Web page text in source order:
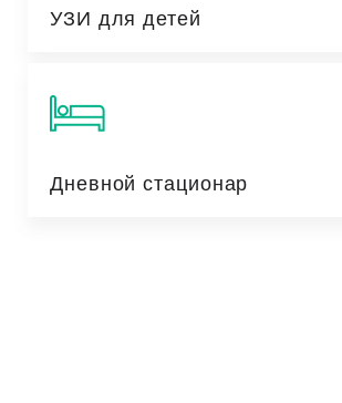
УЗИ для детей
Дневной стационар